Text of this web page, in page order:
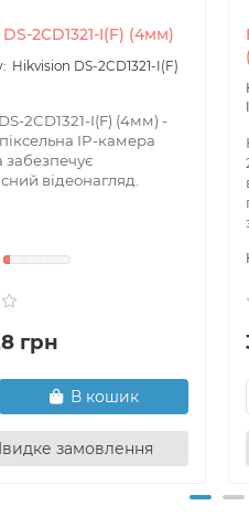
2CD1321-I(F) (4мм)
Hikvision DS-2CD1321-I(F)
2CD1321-I(F) (4мм) -
IP-камера
забезпечує
відеонагляд.
грн
В кошик
замовлення